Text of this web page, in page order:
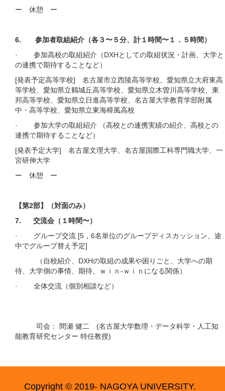
ー 休憩 ー
6. 参加者取組紹介（各３〜５分、計１時間〜１．５時間）
· 参加高校の取組紹介（DXHとしての取組状況・計画、大学と
の連携で期待することなど）
[発表予定高等学校] 名古屋市立西陵高等学校、愛知県立大府東高
等学校、愛知県立鶴城丘高等学校、愛知県立木曽川高等学校、東
邦高等学校、愛知県立日進高等学校、名古屋大学教育学部附属
中・高等学校、愛知県立東海樟風高校
· 参加大学の取組紹介 （高校との連携実績の紹介、高校との
連携で期待することなど）
[発表予定大学] 名古屋文理大学、名古屋国際工科専門職大学、一
宮研伸大学
ー 休憩 ー
【第2部】（対面のみ）
7. 交流会（１時間〜）​
· グループ交流 [5，6名単位のグループディスカッション、途
中でグループ替え予定]
（自校紹介、DXHの取組の成果や困りごと、大学への期
待、大学側の事情、期待、ｗｉｎ-ｗｉｎになる関係）
· 全体交流（個別相談など）
司会： 間瀬 健二 (名古屋大学数理・データ科学・人工知
能教育研究センター 特任教授)
Copyright © 2019- NAGOYA UNIVERSITY.